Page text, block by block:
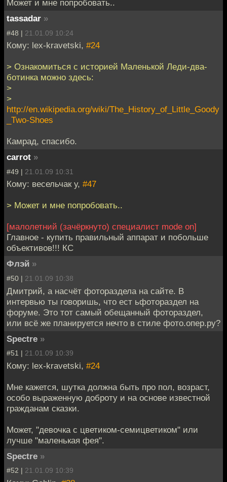
Может и мне попробовать..
tassadar »
#48 | 21.01.09 10:24
Кому: lex-kravetski, #24
> Ознакомиться с историей Маленькой Леди-два-
ботинка можно здесь:
>
>
http://en.wikipedia.org/wiki/The_History_of_Little_Goody
_Two-Shoes
Камрад, спасибо.
carrot »
#49 | 21.01.09 10:31
Кому: весельчак у, #47
> Может и мне попробовать..
[малолетний (зачёркнуто) специалист mode on]
Главное - купить правильный аппарат и побольше
объективов!!! КС
Флэй »
#50 | 21.01.09 10:38
Дмитрий, а насчёт фотораздела на сайте. В
интервью ты говоришь, что ест ьфотораздел на
форуме. Это тот самый обещанный фотораздел,
или всё же планируется нечто в стиле фото.опер.ру?
Spectre »
#51 | 21.01.09 10:39
Кому: lex-kravetski, #24
Мне кажется, шутка должна быть про пол, возраст,
особо выраженную доброту и на основе известной
гражданам сказки.
Может, "девочка с цветиком-семицветиком" или
лучше "маленькая фея".
Spectre »
#52 | 21.01.09 10:39